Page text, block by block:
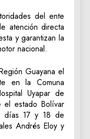
del ente
atención directa
y garantizan la
nacional.
Guayana el
en la Comuna
Uyapar de
el estado Bolívar
días 17 y 18 de
Andrés Eloy y